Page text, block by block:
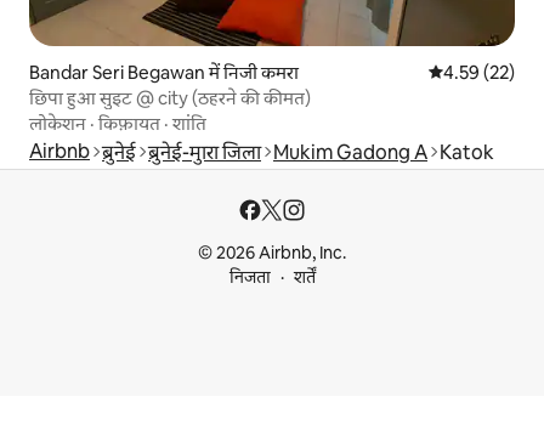
Bandar Seri Begawan में निजी कमरा औसत रेटिंग 5 में
4.59 (22)
छिपा हुआ सुइट @ city (ठहरने की कीमत)
लोकेशन ·किफ़ायत ·शांति
Airbnb ब्रुनेई ब्रुनेई-मुारा जिला Mukim Gadong A Katok
© 2026 Airbnb, Inc.
निजता
शर्तें